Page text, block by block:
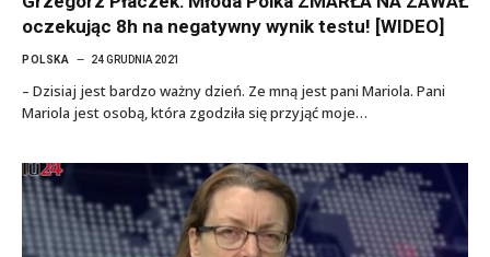
oczekując 8h na negatywny wynik testu! [WIDEO]
POLSKA 24 GRUDNIA 2021
– Dzisiaj jest bardzo ważny dzień. Ze mną jest pani Mariola. Pani
Mariola jest osobą, która zgodziła się przyjąć moje…